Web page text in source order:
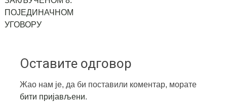
ПОЈЕДИНАЧНОМ
УГОВОРУ
Оставите одговор
Жао нам је, да би поставили коментар, морате
бити пријављени.